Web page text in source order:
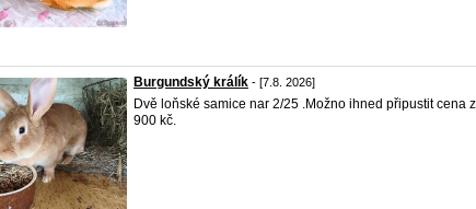
Burgundský králík - [7.8. 2026]
Dvě loňské samice nar 2/25 .Možno ihned připustit cena
900 kč.